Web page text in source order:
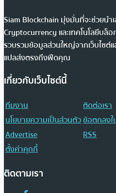
Siam Blockchain มุ่งมั่นที่จะช่วยนำ
Cryptocurrency และเทคโนโลยีบล็
รวบรวมข้อมูลส่วนใหญ่จากเว็บไซต์แ
แปลส่งตรงถึงฟีดคุณ
เกี่ยวกับเว็บไซต์นี้
ทีมงาน
ติดต่อเรา
นโยบายความเป็นส่วนตัวข้อตกลงใ
Advertise
RSS
ตั้งค่าคุกกี้
ติดตามเรา